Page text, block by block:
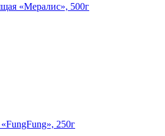
«Мералис», 500г
250г